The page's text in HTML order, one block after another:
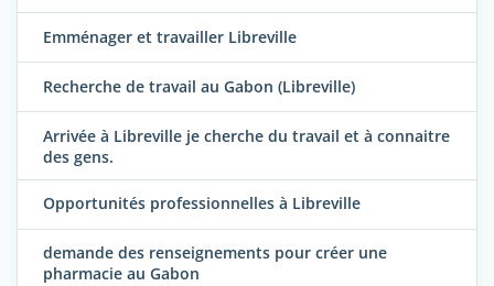
Emménager et travailler Libreville
Recherche de travail au Gabon (Libreville)
Arrivée à Libreville je cherche du travail et à connaitre
des gens.
Opportunités professionnelles à Libreville
demande des renseignements pour créer une
pharmacie au Gabon